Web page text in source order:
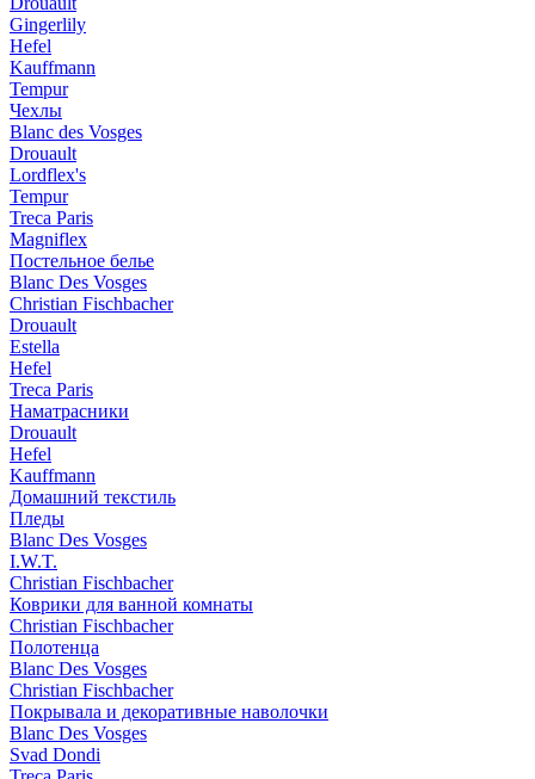
Gingerlily
Hefel
Kauffmann
Tempur
Чехлы
Blanc des Vosges
Drouault
Lordflex's
Tempur
Treca Paris
Magniflex
Постельное белье
Blanc Des Vosges
Christian Fischbacher
Drouault
Estella
Hefel
Treca Paris
Наматрасники
Drouault
Hefel
Kauffmann
Домашний текстиль
Пледы
Blanc Des Vosges
I.W.T.
Christian Fischbacher
Коврики для ванной комнаты
Christian Fischbacher
Полотенца
Blanc Des Vosges
Christian Fischbacher
Покрывала и декоративные наволочки
Blanc Des Vosges
Svad Dondi